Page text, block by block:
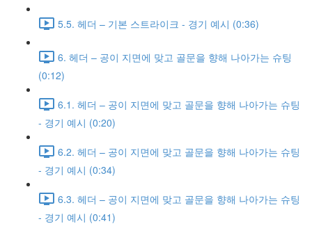
5.5. 헤더 – 기본 스트라이크 - 경기 예시 (0:36)
6. 헤더 – 공이 지면에 맞고 골문을 향해 나아가는 슈팅
(0:12)
6.1. 헤더 – 공이 지면에 맞고 골문을 향해 나아가는 슈팅
- 경기 예시 (0:20)
6.2. 헤더 – 공이 지면에 맞고 골문을 향해 나아가는 슈팅
- 경기 예시 (0:34)
6.3. 헤더 – 공이 지면에 맞고 골문을 향해 나아가는 슈팅
- 경기 예시 (0:41)